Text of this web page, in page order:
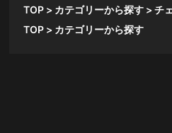
TOP カテゴリーから探す
チ
TOP
カテゴリーから探す